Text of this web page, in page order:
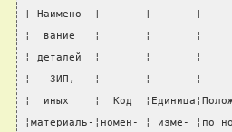
¦ Наимено- ¦       ¦       ¦
¦  вание   ¦       ¦
¦ деталей  ¦       ¦       ¦
¦   ЗИП,   ¦       ¦       ¦
¦  иных    ¦  Код
¦материаль-¦номен- ¦